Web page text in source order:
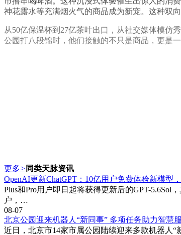
神花露水等充满烟火气的商品成为新宠。这种双
从50亿保温杯到27亿茶叶出口，从社交媒体模仿
公园打八段锦时，他们接触的不只是商品，更是
更多> 同类天脉资讯
OpenAI更新ChatGPT：10亿用户免费体验新模型
Plus和Pro用户即日起将获得更新后的GPT-5.6Sol
户，…
08-07
北京公园迎来机器人“新同事” 多项任务助力智慧
近日，北京市14家市属公园陆续迎来多款机器人